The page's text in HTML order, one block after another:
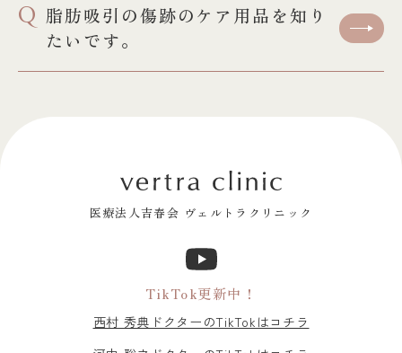
Q 脂肪吸引の傷跡のケア用品を知り
たいです。
医療法人吉春会 ヴェルトラクリニック
TikTok更新中！
西村 秀典ドクターのTikTokはコチラ